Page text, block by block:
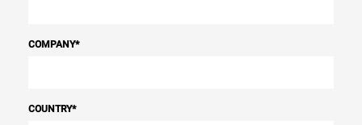
COMPANY*
COUNTRY*